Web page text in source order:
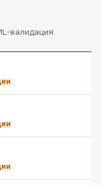
валидация.